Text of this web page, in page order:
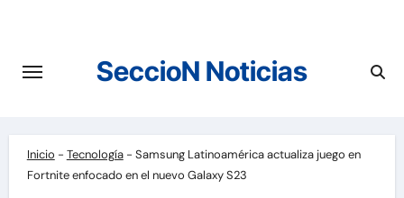
contenido
SeccioN Noticias
Inicio - Tecnología- Samsung Latinoamérica actualiza juego en
Fortnite enfocado en el nuevo Galaxy S23